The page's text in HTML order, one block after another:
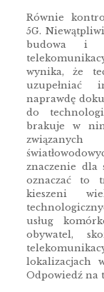
Równie
5G.
budowa i
wynika, że
uzupełniać
naprawdę
do
brakuje w
znaczenie dla
oznaczać to
kieszeni
usług
obywatel,
lokalizacjach
Odpowiedź na